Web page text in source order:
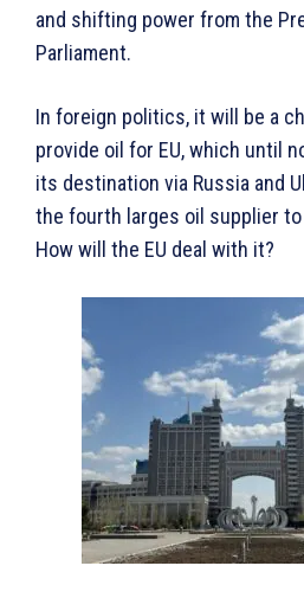
and shifting power from the
Parliament.
In foreign politics, it will be a
provide oil for EU, which until
its destination via Russia and
the fourth larges oil supplier to
How will the EU deal with it?